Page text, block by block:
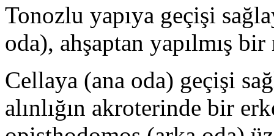
Tonozlu yapıya geçişi
oda), ahşaptan yapılmış
Cellaya (ana oda) geçişi
alınlığın akroterinde bir